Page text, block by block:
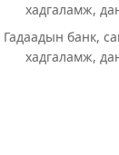
хадгаламж,
Гадаадын банк,
хадгаламж,